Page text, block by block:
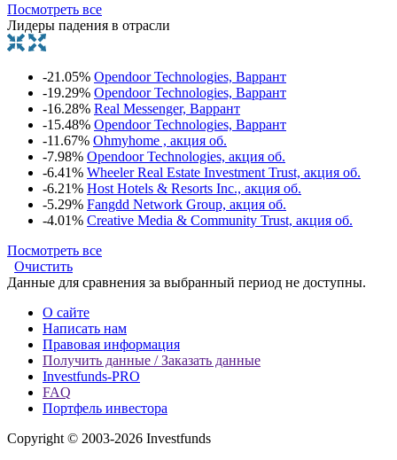
Посмотреть все
Лидеры падения в отрасли
-21.05% Opendoor Technologies, Варрант
-19.29% Opendoor Technologies, Варрант
-16.28% Real Messenger, Варрант
-15.48% Opendoor Technologies, Варрант
-11.67% Ohmyhome , акция об.
-7.98% Opendoor Technologies, акция об.
-6.41% Wheeler Real Estate Investment Trust, акция об.
-6.21% Host Hotels & Resorts Inc., акция об.
-5.29% Fangdd Network Group, акция об.
-4.01% Creative Media & Community Trust, акция об.
Посмотреть все
Очистить
Данные для сравнения за выбранный период не доступны.
О сайте
Написать нам
Правовая информация
Получить данные / Заказать данные
Investfunds-PRO
FAQ
Портфель инвестора
Copyright © 2003-2026 Investfunds